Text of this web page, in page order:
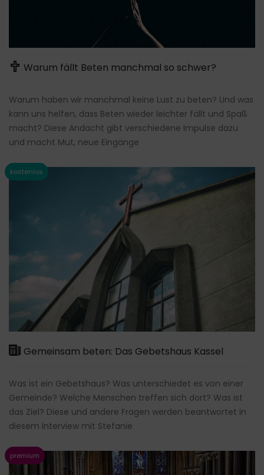
Warum fällt Beten manchmal so schwer?
Warum haben wir manchmal keine Lust zu beten? Und was
kann uns helfen, dass Beten wieder leichter fällt und Spaß
macht? Diese Andacht gibt verschiedene Impulse dazu
und macht Mut, neue Eingänge
Gemeinsam beten: Das Gebetshaus Kassel
Was ist ein Gebetshaus? Was unterschiedet es von einer
Gemeinde? Welche Menschen treffen sich dort? Was ist
das Ziel? Diese und andere Fragen werden beantwortet in
diesem Interview mit Stefanie